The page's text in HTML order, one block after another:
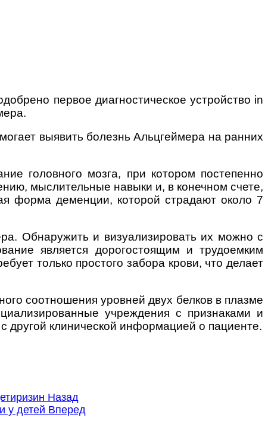
первое диагностическое устройство in
выявить болезнь Альцгеймера на ранних
головного мозга, при котором постепенно
мыслительные навыки и, в конечном счете,
форма деменции, которой страдают около 7
Обнаружить и визуализировать их можно с
является дорогостоящим и трудоемким
только простого забора крови, что делает
соотношения уровней двух белков в плазме
учреждения с признаками и
другой клинической информацией о пациенте.
Назад
у детей Вперед